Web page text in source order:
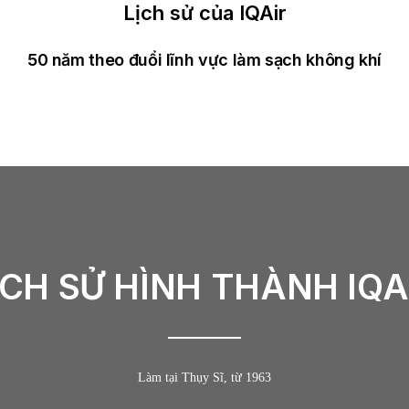
Lịch sử của IQAir
50 năm theo đuổi lĩnh vực làm sạch không khí
SỬ HÌNH THÀNH
Làm tại Thụy Sĩ, từ 1963